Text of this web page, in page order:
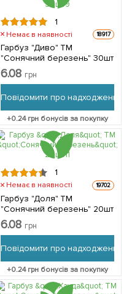
1
Немає в наявності 18917
Гарбуз "Диво" ТМ
"Сонячний березень" 30шт
6.08 грн
Повідомити про надходження
+0.24грн бонусів за покупку
1
Немає в наявності 19702
Гарбуз "Доля" ТМ
"Сонячний березень" 20шт
6.08 грн
Повідомити про надходження
+0.24грн бонусів за покупку